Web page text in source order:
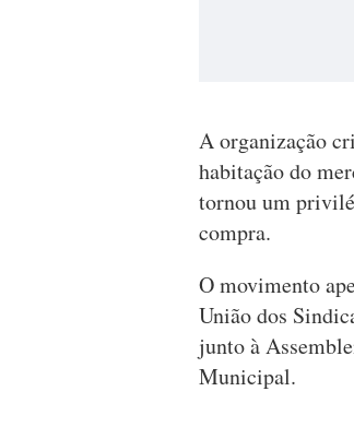
A organização
habitação do
tornou um
compra.
O movimento
União dos
junto à
Municipal.